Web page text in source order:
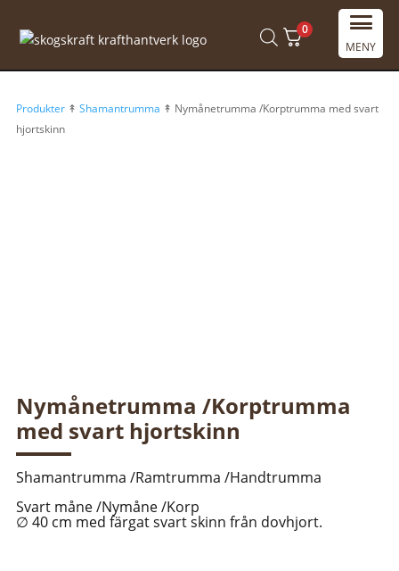
0
MENY
Produkter↟ Shamantrumma ↟ Nymånetrumma /Korptrumma med svart
hjortskinn
Nymånetrumma /Korptrumma
med svart hjortskinn
Shamantrumma /Ramtrumma /Handtrumma
Svart måne /Nymåne /Korp
∅ 40 cm med färgat svart skinn från dovhjort.